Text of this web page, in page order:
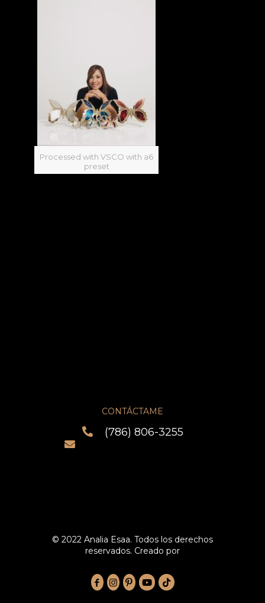
Processed with VSCO with a6
preset
CONTÁCTAME
(786) 806-3255
© 2022 Analia Esaa. Todos los derechos
reservados. Creado por